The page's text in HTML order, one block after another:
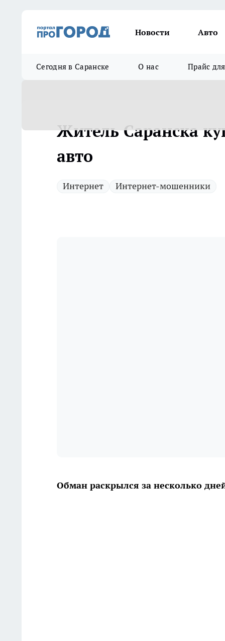
Новости Авто
Сегодня в Саранске О нас Прайс
Житель Саранска
авто
Интернет Интернет-мошенники
Обман раскрылся за несколько